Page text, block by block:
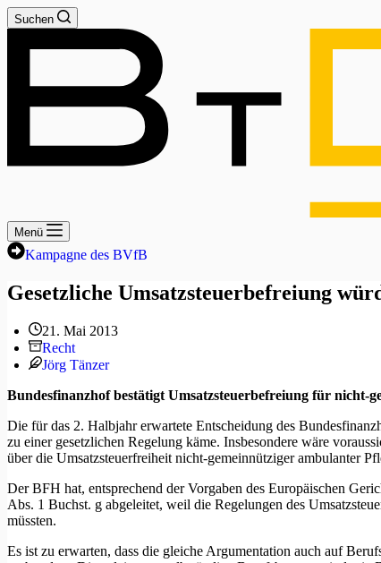
Suchen
Menü
Kampagne des BVfB
Gesetzliche Umsatzsteuerbefreiung
21. Mai 2013
Recht
Jörg Tänzer
Bundesfinanzhof bestätigt Umsatzsteuerbefreiung für nicht-
Die für das 2. Halbjahr erwartete Entscheidung des
zu einer gesetzlichen Regelung käme. Insbesondere wäre
über die Umsatzsteuerfreiheit nicht-gemeinnütziger ambulanter
Der BFH hat, entsprechend der Vorgaben des Europäischen
Abs. 1 Buchst. g abgeleitet, weil die Regelungen des
müssten.
Es ist zu erwarten, dass die gleiche Argumentation auch auf